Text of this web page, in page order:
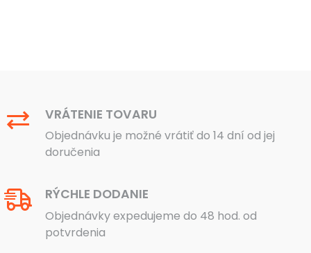
VRÁTENIE TOVARU
Objednávku je možné vrátiť do 14 dní od jej
doručenia
RÝCHLE DODANIE
Objednávky expedujeme do 48 hod. od
potvrdenia